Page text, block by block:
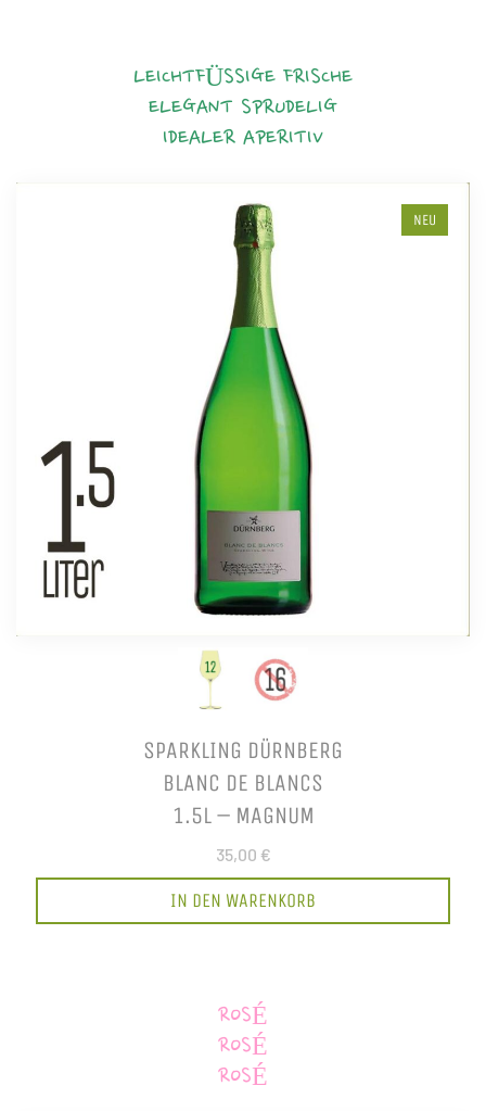
LEICHTFÜSSIGE FRISCHE
ELEGANT SPRUDELIG
IDEALER APERITIV
NEU
SPARKLING DÜRNBERG
BLANC DE BLANCS
1.5L – MAGNUM
35,00 €
IN DEN WARENKORB
ROSÉ
ROSÉ
ROSÉ